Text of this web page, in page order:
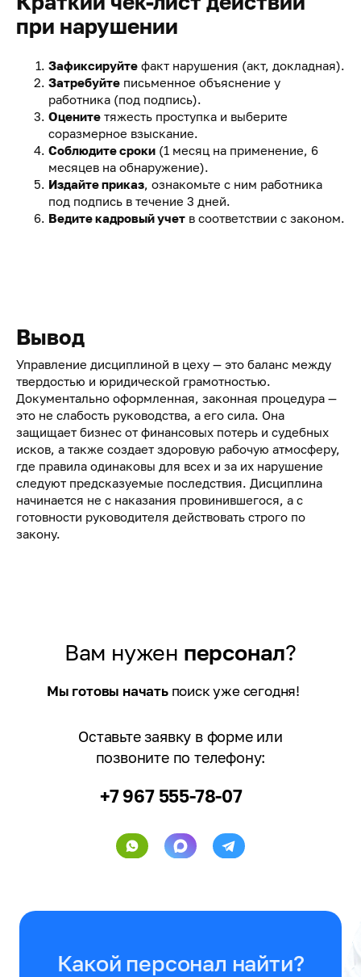
при нарушении
Зафиксируйте факт нарушения (акт, докладная).
Затребуйте письменное объяснение у
работника (под подпись).
Оцените тяжесть проступка и выберите
соразмерное взыскание.
Соблюдите сроки (1 месяц на применение, 6
месяцев на обнаружение).
Издайте приказ, ознакомьте с ним работника
под подпись в течение 3 дней.
Ведите кадровый учет в соответствии с законом.
Вывод
Управление дисциплиной в цеху — это баланс между
твердостью и юридической грамотностью.
Документально оформленная, законная процедура —
это не слабость руководства, а его сила. Она
защищает бизнес от финансовых потерь и судебных
исков, а также создает здоровую рабочую атмосферу,
где правила одинаковы для всех и за их нарушение
следуют предсказуемые последствия. Дисциплина
начинается не с наказания провинившегося, а с
готовности руководителя действовать строго по
закону.
Вам нужен персонал?
+7 967 555-78-07
Оставьте заявку в форме или
позвоните по телефону:
Мы готовы начатьпоиск уже сегодня!
Какой персонал найти?